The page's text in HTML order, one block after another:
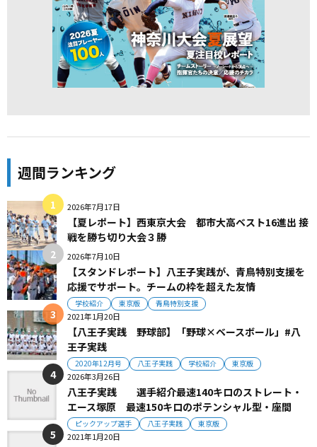
週間ランキング
2026年7月17日
【夏レポート】西東京大会 都市大高ベスト16進出 接
戦を勝ち切り大会３勝
2026年7月10日
【スタンドレポート】八王子実践が、青鳥特別支援を
応援でサポート。チームの枠を超えた友情
学校紹介 東京版 青鳥特別支援
2021年1月20日
【八王子実践 野球部】「野球×ベースボール」#八
王子実践
2020年12月号 八王子実践 学校紹介 東京版
2026年3月26日
八王子実践 選手紹介最速140キロのストレート・
エース塚原 最速150キロのポテンシャル型・座間
ピックアップ選手 八王子実践 東京版
2021年1月20日